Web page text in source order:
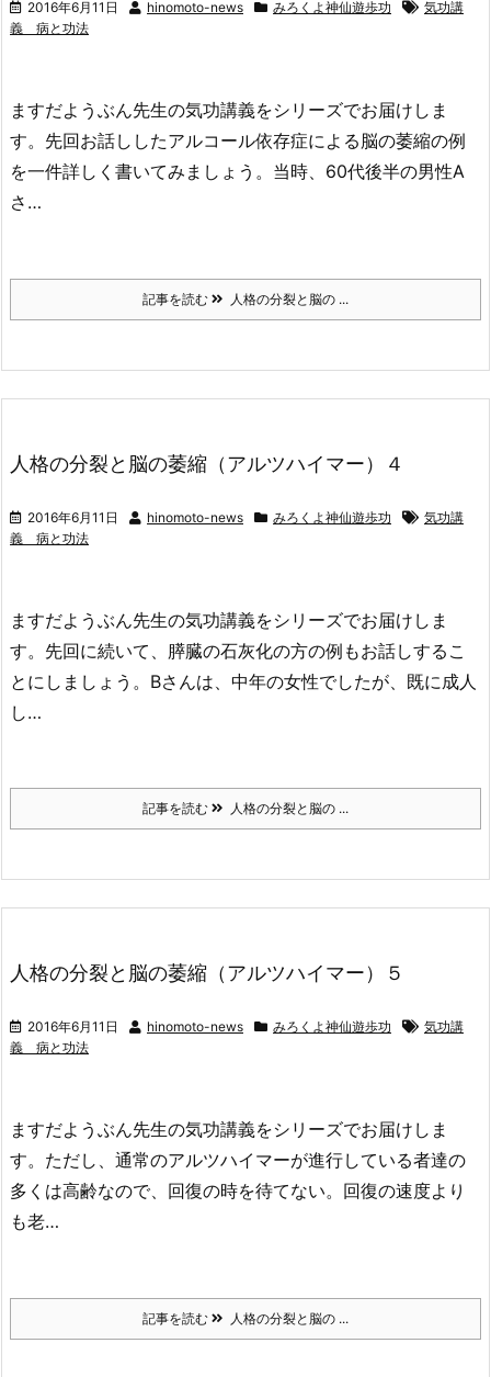
2016年6月11日 hinomoto-news みろくよ神仙遊歩功
気功講
義 病と功法
ますだようぶん先生の気功講義をシリーズでお届けしま
す。先回お話ししたアルコール依存症による脳の萎縮の例
を一件詳しく書いてみましょう。当時、60代後半の男性A
さ…
記事を読む 人格の分裂と脳の ...
人格の分裂と脳の萎縮（アルツハイマー）４
2016年6月11日 hinomoto-news みろくよ神仙遊歩功
気功講
義 病と功法
ますだようぶん先生の気功講義をシリーズでお届けしま
す。先回に続いて、膵臓の石灰化の方の例もお話しするこ
とにしましょう。Bさんは、中年の女性でしたが、既に成人
し…
記事を読む 人格の分裂と脳の ...
人格の分裂と脳の萎縮（アルツハイマー）５
2016年6月11日 hinomoto-news みろくよ神仙遊歩功
気功講
義 病と功法
ますだようぶん先生の気功講義をシリーズでお届けしま
す。ただし、通常のアルツハイマーが進行している者達の
多くは高齢なので、回復の時を待てない。回復の速度より
も老…
記事を読む 人格の分裂と脳の ...